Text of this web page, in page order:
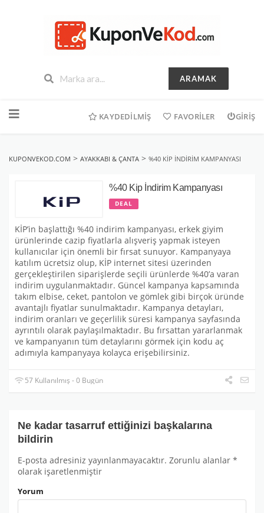
ARAMAK
geç
KAYDEDILMIŞ FAVORILER GIRIŞ
KUPONVEKOD.COM > AYAKKABI & ÇANTA > %40 KIP İNDIRIM KAMPANYASI
%40 Kip İndirim Kampanyası
DEAL
KİP’in başlattığı %40 indirim kampanyası, erkek giyim
ürünlerinde cazip fiyatlarla alışveriş yapmak isteyen
kullanıcılar için önemli bir fırsat sunuyor. Kampanyaya
katılım ücretsiz olup, KİP internet sitesi üzerinden
gerçekleştirilen siparişlerde seçili ürünlerde %40’a varan
indirim uygulanmaktadır. Güncel kampanya kapsamında
takım elbise, ceket, pantolon ve gömlek gibi birçok üründe
avantajlı fiyatlar sunulmaktadır. Kampanya detayları,
indirim oranları ve geçerlilik süresi kampanya sayfasında
ayrıntılı olarak paylaşılmaktadır. Bu fırsattan yararlanmak
ve kampanyanın tüm detaylarını görmek için kodu aç
adımıyla kampanyaya kolayca erişebilirsiniz.
57 Kullanılmış - 0 Bugün
Ne kadar tasarruf ettiğinizi başkalarına
bildirin
E-posta adresiniz yayınlanmayacaktır. Zorunlu alanlar *
olarak işaretlenmiştir
Yorum